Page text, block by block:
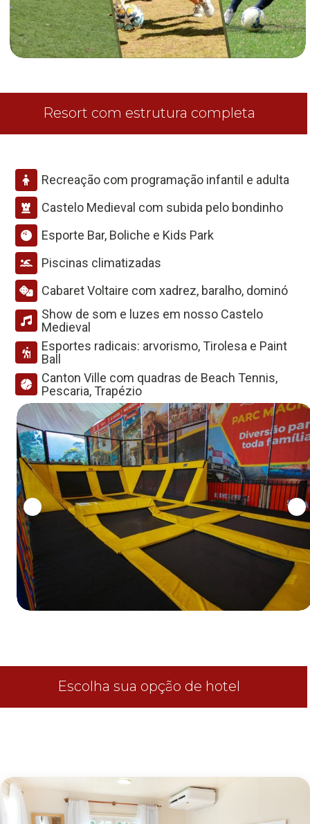
Resort com estrutura completa
Recreação com programação infantil e adulta
Castelo Medieval com subida pelo bondinho
Esporte Bar, Boliche e Kids Park
Piscinas climatizadas
Cabaret Voltaire com xadrez, baralho, dominó
Show de som e luzes em nosso Castelo
Medieval
Esportes radicais: arvorismo, Tirolesa e Paint
Ball
Canton Ville com quadras de Beach Tennis,
Pescaria, Trapézio
Escolha sua opção de hotel